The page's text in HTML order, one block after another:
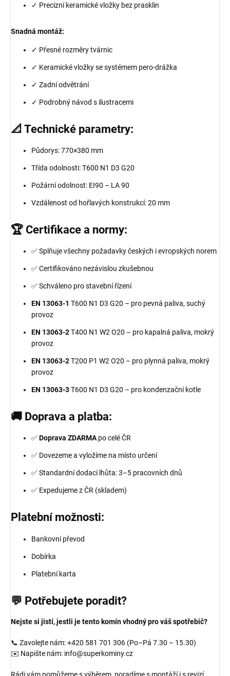
✓ Precizní keramické vložky bez prasklin
Snadná montáž:
✓ Přesné rozměry tvárnic
✓ Keramické vložky se systémem pero-drážka
✓ Zadní odvětrání
✓ Podrobný návod s ilustracemi
📐 Technické parametry:
Půdorys: 770×380 mm
Třída odolnosti: T600 N1 D3 G20
Požární odolnost: EI90 – LA 90
Vzdálenost od hořlavých konstrukcí: 20 mm
🏆 Certifikace a normy:
✅ Splňuje všechny požadavky českých i evropských norem
✅ Certifikováno nezávislou zkušebnou
✅ Schváleno pro stavební řízení
EN 13063-1 T600 N1 D3 G20 – pro pevná paliva, suchý
provoz
EN 13063-2T400 N1 W2 O20 – pro kapalná paliva, mokrý
provoz
EN 13063-2T200 P1 W2 O20 – pro plynná paliva, mokrý
provoz
EN 13063-3T600 N1 D3 G20 – pro kondenzační kotle
🚚 Doprava a platba:
✅Doprava ZDARMApo celé ČR
✅ Dovezeme a vyložíme na místo určení
✅ Standardní dodací lhůta: 3–5 pracovních dnů
✅ Expedujeme z ČR (skladem)
Platební možnosti:
Bankovní převod
Dobírka
Platební karta
💬 Potřebujete poradit?
Nejste si jistí, jestli je tento komín vhodný pro váš spotřebič?
📞 Zavolejte nám: +420 581 701 306 (Po–Pá 7.30 – 15.30)
✉️ Napište nám: info@superkominy.cz
Rádi vám pomůžeme s výběrem, poradíme s montáží i s revizí.